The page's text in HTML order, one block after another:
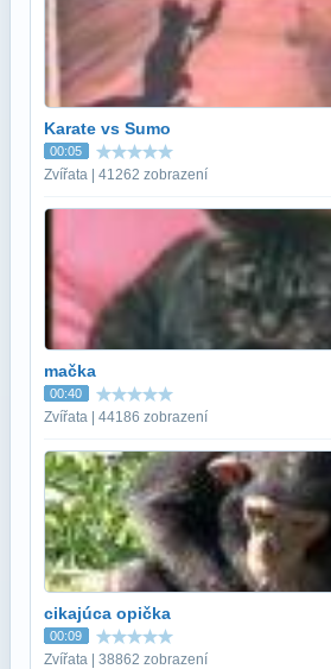
Karate vs Sumo
00:05
Zvířata | 41262 zobrazení
mačka
00:40
Zvířata | 44186 zobrazení
cikajúca opička
00:09
Zvířata | 38862 zobrazení